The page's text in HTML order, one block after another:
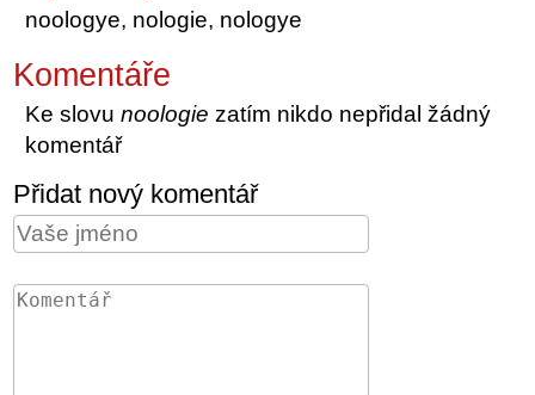
noologye, nologie, nologye
Komentáře
Ke slovunoologie zatím nikdo nepřidal žádný
komentář
Přidat nový komentář